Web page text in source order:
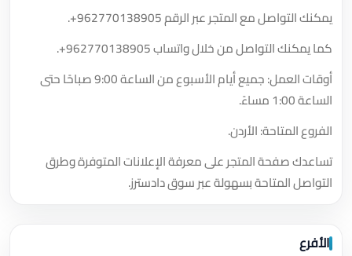
يمكنك التواصل مع المتجر عبر الرقم+962770138905
.
كما يمكنك التواصل من خلال واتساب+962770138905
.
أوقات العمل: جميع أيام الأسبوع من الساعة 9:00 صباحًا حتى
الساعة 1:00 مساءً.
الفروع المتاحة: الأردن.
تساعدك صفحة المتجر على معرفة الإعلانات المتوفرة وطرق
التواصل المتاحة بسهولة عبر سوق دادسترز.
الأفرع